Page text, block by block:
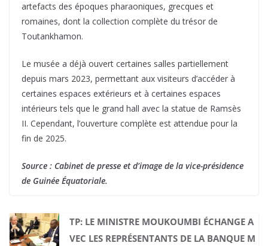
artefacts des époques pharaoniques, grecques et
romaines, dont la collection complète du trésor de
Toutankhamon.
Le musée a déjà ouvert certaines salles partiellement
depuis mars 2023, permettant aux visiteurs d’accéder à
certaines espaces extérieurs et à certaines espaces
intérieurs tels que le grand hall avec la statue de Ramsès
II. Cependant, l’ouverture complète est attendue pour la
fin de 2025.
Source : Cabinet de presse et d’image de la vice-présidence
de Guinée Équatoriale.
TP: LE MINISTRE MOUKOUMBI ÉCHANGE A
VEC LES REPRÉSENTANTS DE LA BANQUE M